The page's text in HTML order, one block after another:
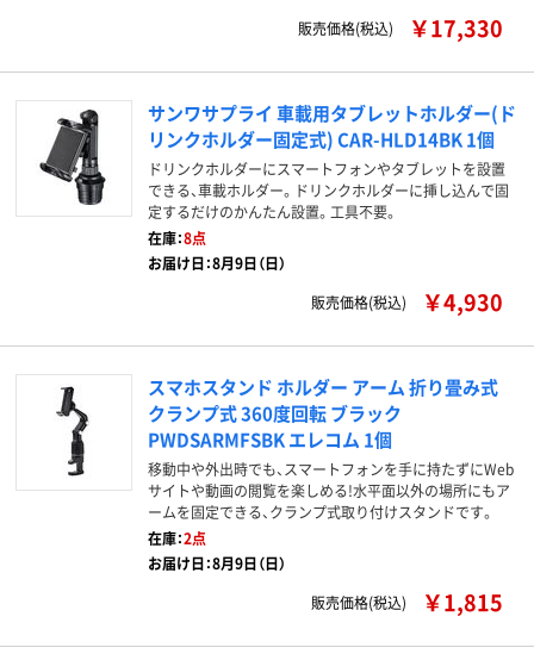
販売価格(税込) ￥17,330
サンワサプライ 車載用タブレットホルダー(ド
リンクホルダー固定式) CAR-HLD14BK 1個
ドリンクホルダーにスマートフォンやタブレットを設置
できる、車載ホルダー。ドリンクホルダーに挿し込んで固
定するだけのかんたん設置。工具不要。
在庫：8点
お届け日：8月9日（日）
販売価格(税込)
￥4,930
スマホスタンド ホルダー アーム 折り畳み式
クランプ式 360度回転 ブラック
PWDSARMFSBK エレコム 1個
移動中や外出時でも、スマートフォンを手に持たずにWeb
サイトや動画の閲覧を楽しめる!水平面以外の場所にもア
ームを固定できる、クランプ式取り付けスタンドです。
在庫：2点
お届け日：8月9日（日）
販売価格(税込)
￥1,815